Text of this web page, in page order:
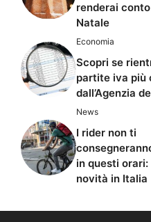
renderai
Natale
Economia
Scopri se
partite iva più
dall’Agenzia
News
I rider non ti
in questi orari:
novità in Italia